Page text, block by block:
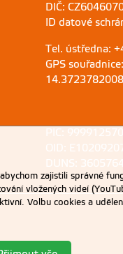
DIČ:
ID datové
Tel. ústředna:
GPS
PIC: 999912570
OID:
DUNS:
zajistili správné
vložených videí
Volbu cookies a